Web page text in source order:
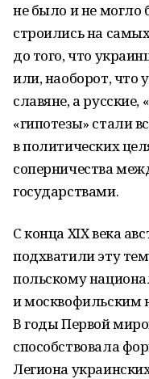
не было и не могло
строились на
до того, что
или, наоборот, что
славяне, а
«гипотезы» стали
в политических
соперничества
государствами.
С конца XIX века
подхватили эту
польскому
и москвофильским
В годы Первой
способствовала
Легиона